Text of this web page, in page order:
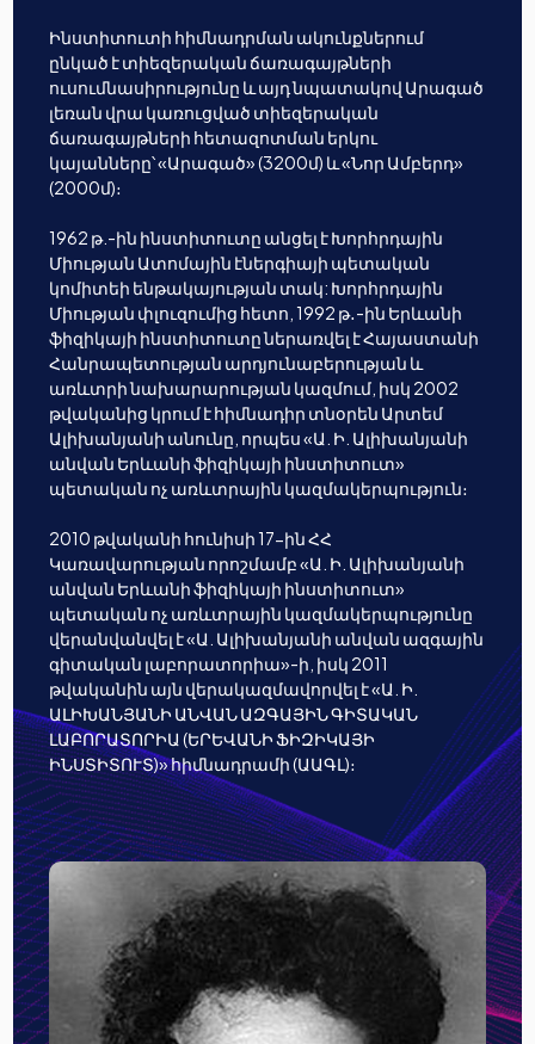
Ինստիտուտի հիմնադրման ակունքներում
ընկած է տիեզերական ճառագայթների
ուսումնասիրությունը և այդ նպատակով Արագած
լեռան վրա կառուցված տիեզերական
ճառագայթների հետազոտման երկու
կայանները՝ «Արագած» (3200մ) և «Նոր Ամբերդ»
(2000մ)։
1962 թ.-ին ինստիտուտը անցել է Խորհրդային
Միության Ատոմային էներգիայի պետական
կոմիտեի ենթակայության տակ: Խորհրդային
Միության փլուզումից հետո, 1992 թ․-ին Երևանի
ֆիզիկայի ինստիտուտը ներառվել է Հայաստանի
Հանրապետության արդյունաբերության և
առևտրի նախարարության կազմում, իսկ 2002
թվականից կրում է հիմնադիր տնօրեն Արտեմ
Ալիխանյանի անունը, որպես «Ա. Ի. Ալիխանյանի
անվան Երևանի ֆիզիկայի ինստիտուտ»
պետական ոչ առևտրային կազմակերպություն։
2010 թվականի հունիսի 17-ին ՀՀ
Կառավարության որոշմամբ «Ա. Ի. Ալիխանյանի
անվան Երևանի ֆիզիկայի ինստիտուտ»
պետական ոչ առևտրային կազմակերպությունը
վերանվանվել է «Ա. Ալիխանյանի անվան ազգային
գիտական լաբորատորիա»-ի, իսկ 2011
թվականին այն վերակազմավորվել է «Ա. Ի.
ԱԼԻԽԱՆՅԱՆԻ ԱՆՎԱՆ ԱԶԳԱՅԻՆ ԳԻՏԱԿԱՆ
ԼԱԲՈՐԱՏՈՐԻԱ (ԵՐԵՎԱՆԻ ՖԻԶԻԿԱՅԻ
ԻՆՍՏԻՏՈՒՏ)» հիմնադրամի (ԱԱԳԼ)։